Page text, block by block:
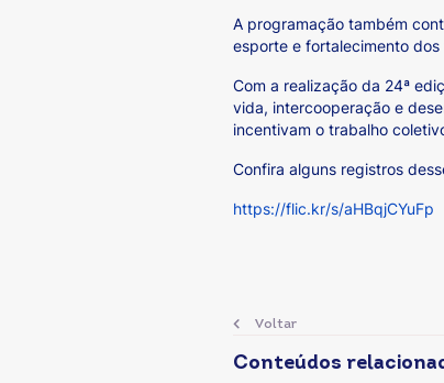
A programação também
esporte e fortalecimento
Com a realização da 24ª
vida, intercooperação e
incentivam o trabalho
Confira alguns registros
https://flic.kr/s/aHBqjCYuFp
Voltar
Conteúdos